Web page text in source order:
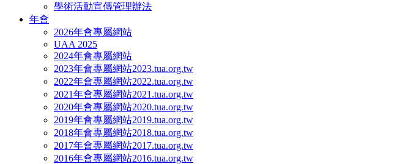
學術活動宣傳管理辦法
年會
2026年會專屬網站
UAA 2025
2024年會專屬網站
2023年會專屬網站2023.tua.org.tw
2022年會專屬網站2022.tua.org.tw
2021年會專屬網站2021.tua.org.tw
2020年會專屬網站2020.tua.org.tw
2019年會專屬網站2019.tua.org.tw
2018年會專屬網站2018.tua.org.tw
2017年會專屬網站2017.tua.org.tw
2016年會專屬網站2016.tua.org.tw